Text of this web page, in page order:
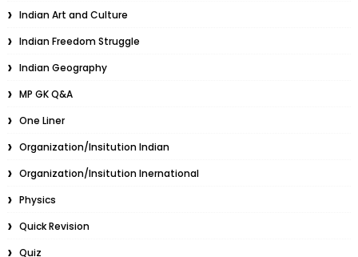
Indian Art and Culture
Indian Freedom Struggle
Indian Geography
MP GK Q&A
One Liner
Organization/Insitution Indian
Organization/Insitution Inernational
Physics
Quick Revision
Quiz